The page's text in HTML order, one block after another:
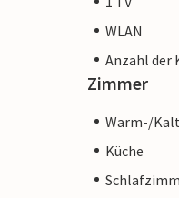
WLAN
Anzahl der
Zimmer
Warm-/
Küche